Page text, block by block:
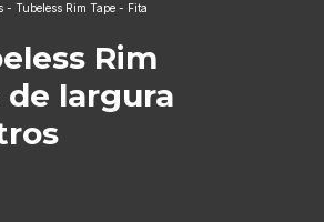
- Tubeless Rim Tape - Fita
Rim
de largura